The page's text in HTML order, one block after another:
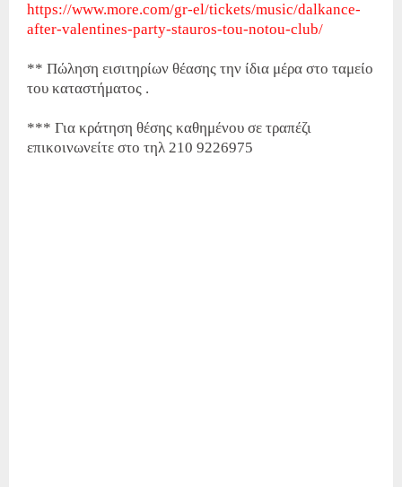
https://www.more.com/gr-el/tickets/music/dalkance-
after-valentines-party-stauros-tou-notou-club/
** Πώληση εισιτηρίων θέασης την ίδια μέρα στο ταμείο
του καταστήματος .
*** Για κράτηση θέσης καθημένου σε τραπέζι
επικοινωνείτε στο τηλ 210 9226975